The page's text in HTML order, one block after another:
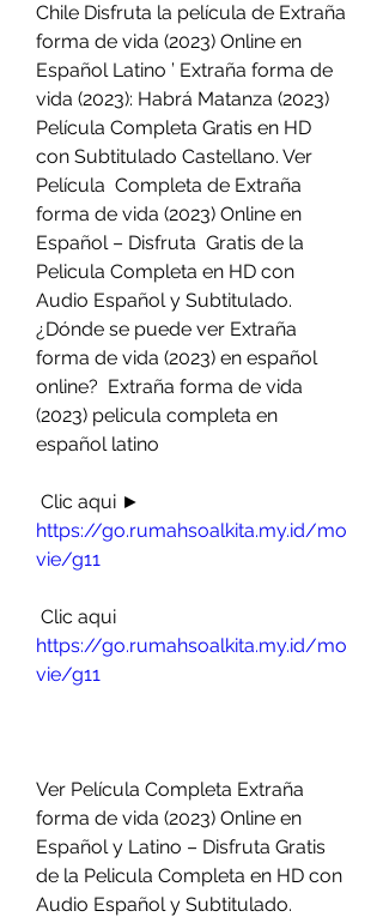
Chile Disfruta la película de Extraña
forma de vida (2023) Online en
Español Latino ’ Extraña forma de
vida (2023): Habrá Matanza (2023)
Película Completa Gratis en HD
con Subtitulado Castellano. Ver
Película  Completa de Extraña
forma de vida (2023) Online en
Español – Disfruta  Gratis de la
Pelicula Completa en HD con
Audio Español y Subtitulado.
¿Dónde se puede ver Extraña
forma de vida (2023) en español
online?  Extraña forma de vida
(2023) pelicula completa en
español latino
https://go.rumahsoalkita.my.id/mo
vie/g11
https://go.rumahsoalkita.my.id/mo
vie/g11
Ver Película Completa Extraña
forma de vida (2023) Online en
Español y Latino – Disfruta Gratis
de la Pelicula Completa en HD con
Audio Español y Subtitulado.